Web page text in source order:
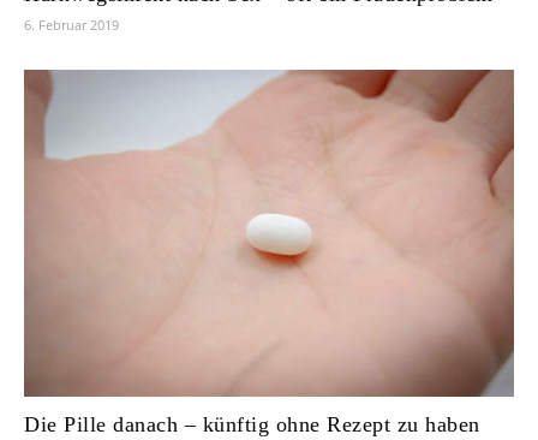
6. Februar 2019
Die Pille danach – künftig ohne Rezept zu haben